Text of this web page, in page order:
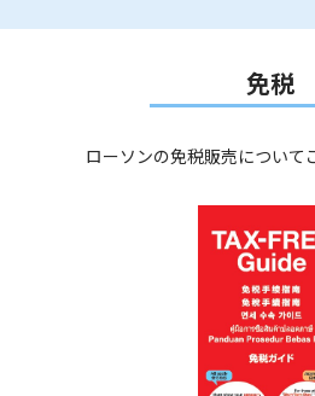
免税
ローソンの免税販売について